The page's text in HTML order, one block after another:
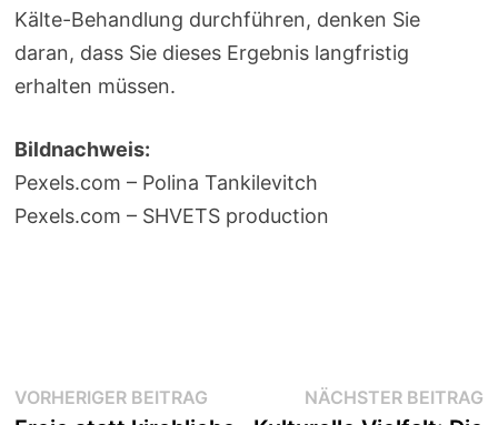
Kälte-Behandlung durchführen, denken Sie
daran, dass Sie dieses Ergebnis langfristig
erhalten müssen.
Bildnachweis:
Pexels.com – Polina Tankilevitch
Pexels.com – SHVETS production
Beitragsnavigation
VORHERIGER BEITRAGVorheriger NÄCHSTER BEITRAG